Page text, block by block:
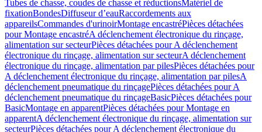
Tubes de chasse, coudes de chasse et réductionsMatériel de
fixationBondesDiffuseur d’eauRaccordements aux
appareilsCommandes d'urinoirMontage encastréPièces détachées
pour Montage encastréA déclenchement électronique du rinçage,
alimentation sur secteurPièces détachées pour A déclenchement
électronique du rinçage, alimentation sur secteurA déclenchement
électronique du rinçage, alimentation par pilesPièces détachées pour
A déclenchement électronique du rinçage, alimentation par pilesA
déclenchement pneumatique du rinçagePièces détachées pour A
déclenchement pneumatique du rinçageBasicPièces détachées pour
BasicMontage en apparentPièces détachées pour Montage en
apparentA déclenchement électronique du rinçage, alimentation sur
secteurPièces détachées pour A déclenchement électronique du